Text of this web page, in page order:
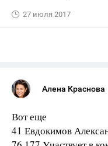
27 июля 2017
Алена Краснова
Вот еще
41 Евдокимов